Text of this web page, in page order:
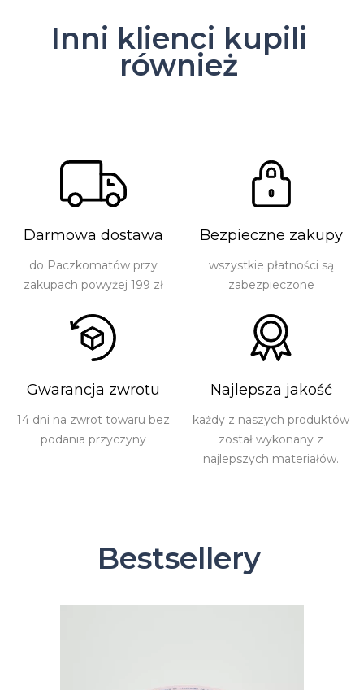
Inni klienci kupili
również
Darmowa dostawa
do Paczkomatów przy
zakupach powyżej 199 zł
Bezpieczne zakupy
wszystkie płatności są
zabezpieczone
Gwarancja zwrotu
14 dni na zwrot towaru bez
podania przyczyny
Najlepsza jakość
każdy z naszych produktów
został wykonany z
najlepszych materiałów.
Bestsellery